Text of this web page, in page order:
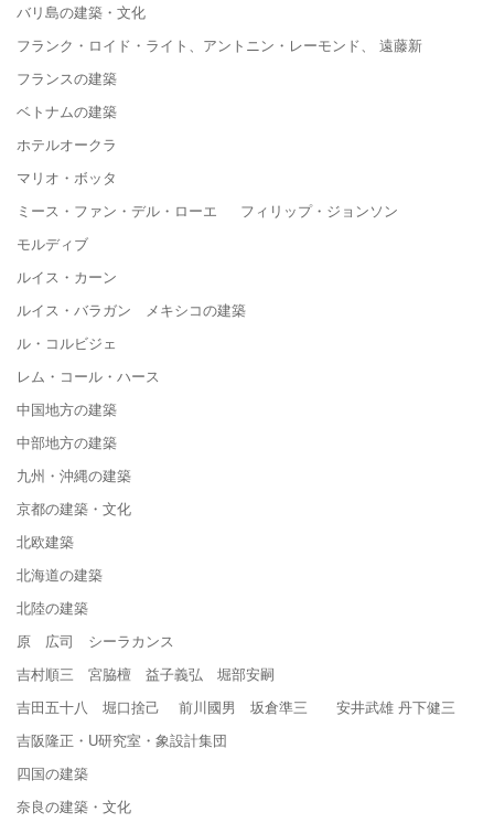
バリ島の建築・文化
フランク・ロイド・ライト、アントニン・レーモンド、 遠藤新
フランスの建築
ベトナムの建築
ホテルオークラ
マリオ・ボッタ
ミース・ファン・デル・ローエ フィリップ・ジョンソン
モルディブ
ルイス・カーン
ルイス・バラガン メキシコの建築
ル・コルビジェ
レム・コール・ハース
中国地方の建築
中部地方の建築
九州・沖縄の建築
京都の建築・文化
北欧建築
北海道の建築
北陸の建築
原 広司 シーラカンス
吉村順三 宮脇檀 益子義弘 堀部安嗣
吉田五十八 堀口捨己 前川國男 坂倉準三 安井武雄 丹下健三
吉阪隆正・U研究室・象設計集団
四国の建築
奈良の建築・文化